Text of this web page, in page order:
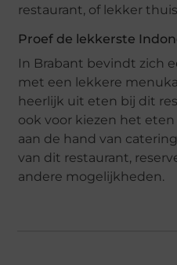
restaurant, of lekker
Proef de lekkerste
In Brabant bevindt zich
met een lekkere
heerlijk uit eten bij dit
ook voor kiezen het
aan de hand van
van dit restaurant,
andere mogelijkheden.